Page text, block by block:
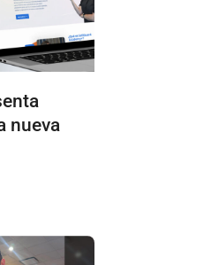
nueva